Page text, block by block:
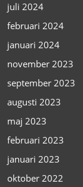
juli 2024
februari 2024
januari 2024
november 2023
september 2023
augusti 2023
maj 2023
februari 2023
januari 2023
oktober 2022